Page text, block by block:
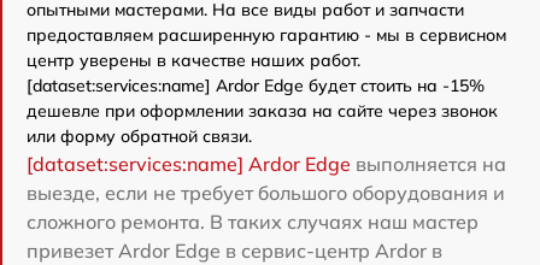
опытными мастерами. На все виды работ и запчасти
предоставляем расширенную гарантию - мы в сервисном
центр уверены в качестве наших работ.
[dataset:services:name] Ardor Edge будет стоить на -15%
дешевле при оформлении заказа на сайте через звонок
или форму обратной связи.
[dataset:services:name] Ardor Edge выполняется на
выезде, если не требует большого оборудования и
сложного ремонта. В таких случаях наш мастер
привезет Ardor Edge в сервис-центр Ardor в